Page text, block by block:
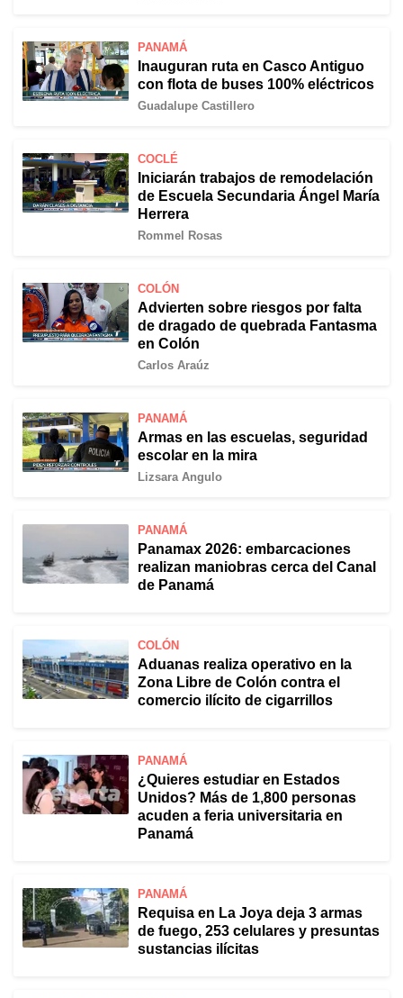
PANAMÁ
Inauguran ruta en Casco Antiguo
con flota de buses 100% eléctricos
Guadalupe Castillero
COCLÉ
Iniciarán trabajos de remodelación
de Escuela Secundaria Ángel María
Herrera
Rommel Rosas
COLÓN
Advierten sobre riesgos por falta
de dragado de quebrada Fantasma
en Colón
Carlos Araúz
PANAMÁ
Armas en las escuelas, seguridad
escolar en la mira
Lizsara Angulo
PANAMÁ
Panamax 2026: embarcaciones
realizan maniobras cerca del Canal
de Panamá
COLÓN
Aduanas realiza operativo en la
Zona Libre de Colón contra el
comercio ilícito de cigarrillos
PANAMÁ
¿Quieres estudiar en Estados
Unidos? Más de 1,800 personas
acuden a feria universitaria en
Panamá
PANAMÁ
Requisa en La Joya deja 3 armas
de fuego, 253 celulares y presuntas
sustancias ilícitas